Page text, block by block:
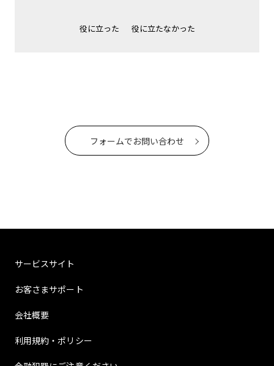
役に立った 役に立たなかった
フォームでお問い合わせ
サービスサイト
お客さまサポート
会社概要
利用規約・ポリシー